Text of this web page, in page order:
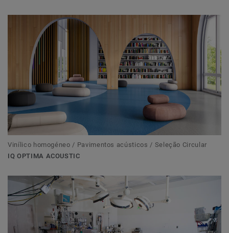
Vinílico homogéneo / Pavimentos acústicos / Seleção Circular
IQ OPTIMA ACOUSTIC